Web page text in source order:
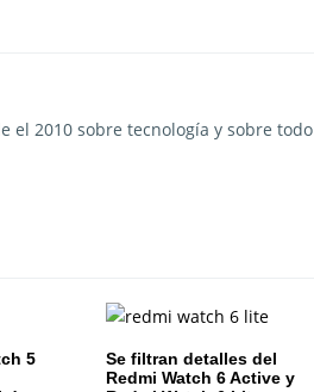
el 2010 sobre tecnología y sobre todo
5
Se filtran detalles del
Redmi Watch 6 Active y